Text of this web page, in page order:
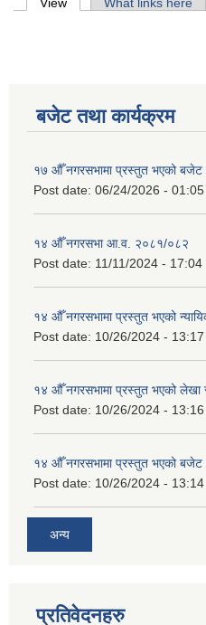
Primary tabs
View (active tab)What links here
बजेट तथा कार्यक्रम
१७ औँ नगरसभामा प्रस्तुत भएको बजेट
Post date: 06/24/2026 - 01:05
१४ औँ नगरसभा आ.व. २०८१/०८२
Post date: 11/11/2024 - 17:04
१४ औँ नगरसभामा प्रस्तुत भएको
Post date: 10/26/2024 - 13:17
१४ औँ नगरसभामा प्रस्तुत भएको लेखा
Post date: 10/26/2024 - 13:16
१४ औँ नगरसभामा प्रस्तुत भएको बजेट
Post date: 10/26/2024 - 13:14
अन्य
प्रतिवेदनहरु